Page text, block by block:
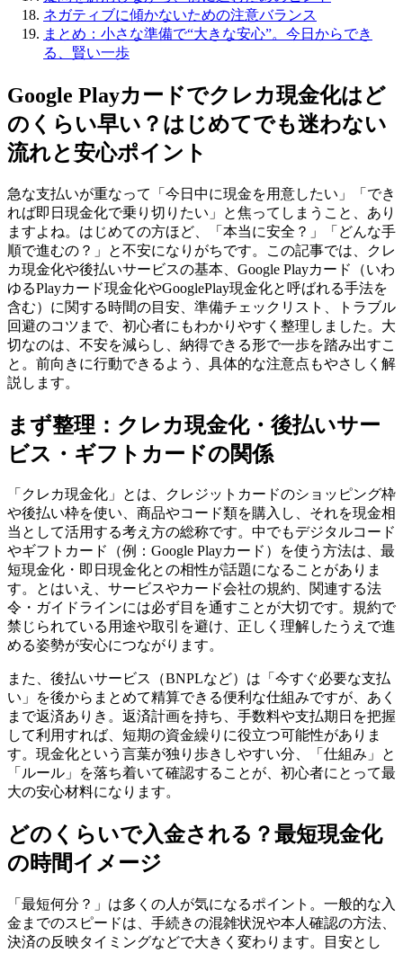
ネガティブに傾かないための注意バランス
まとめ：小さな準備で“大きな安心”。今日からでき
る、賢い一歩
Google Playカードでクレカ現金化はど
のくらい早い？はじめてでも迷わない
流れと安心ポイント
急な支払いが重なって「今日中に現金を用意したい」「でき
れば即日現金化で乗り切りたい」と焦ってしまうこと、あり
ますよね。はじめての方ほど、「本当に安全？」「どんな手
順で進むの？」と不安になりがちです。この記事では、クレ
カ現金化や後払いサービスの基本、Google Playカード（いわ
ゆるPlayカード現金化やGooglePlay現金化と呼ばれる手法を
含む）に関する時間の目安、準備チェックリスト、トラブル
回避のコツまで、初心者にもわかりやすく整理しました。大
切なのは、不安を減らし、納得できる形で一歩を踏み出すこ
と。前向きに行動できるよう、具体的な注意点もやさしく解
説します。
まず整理：クレカ現金化・後払いサー
ビス・ギフトカードの関係
「クレカ現金化」とは、クレジットカードのショッピング枠
や後払い枠を使い、商品やコード類を購入し、それを現金相
当として活用する考え方の総称です。中でもデジタルコード
やギフトカード（例：Google Playカード）を使う方法は、最
短現金化・即日現金化との相性が話題になることがありま
す。とはいえ、サービスやカード会社の規約、関連する法
令・ガイドラインには必ず目を通すことが大切です。規約で
禁じられている用途や取引を避け、正しく理解したうえで進
める姿勢が安心につながります。
また、後払いサービス（BNPLなど）は「今すぐ必要な支払
い」を後からまとめて精算できる便利な仕組みですが、あく
まで返済ありき。返済計画を持ち、手数料や支払期日を把握
して利用すれば、短期の資金繰りに役立つ可能性がありま
す。現金化という言葉が独り歩きしやすい分、「仕組み」と
「ルール」を落ち着いて確認することが、初心者にとって最
大の安心材料になります。
どのくらいで入金される？最短現金化
の時間イメージ
「最短何分？」は多くの人が気になるポイント。一般的な入
金までのスピードは、手続きの混雑状況や本人確認の方法、
決済の反映タイミングなどで大きく変わります。目安とし